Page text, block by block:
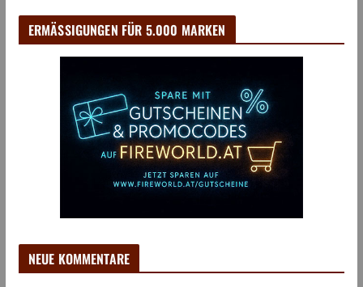
ERMÄSSIGUNGEN FÜR 5.000 MARKEN
NEUE KOMMENTARE